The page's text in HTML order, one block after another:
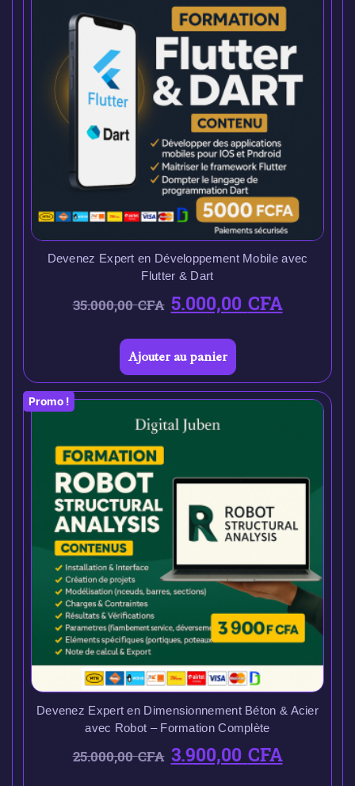
Devenez Expert en Développement Mobile avec
Flutter & Dart
35.000,00CFA 5.000,00CFA
Ajouter au panier
Promo !
Devenez Expert en Dimensionnement Béton & Acier
avec Robot – Formation Complète
25.000,00CFA 3.900,00CFA